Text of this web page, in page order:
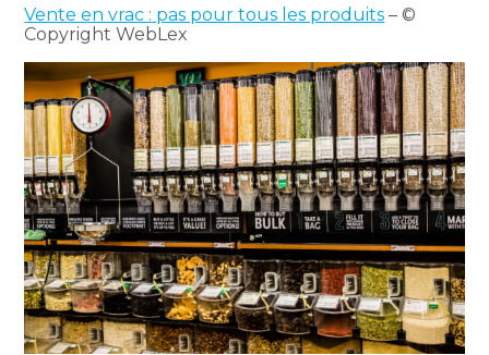
Vente en vrac : pas pour tous les produits – ©
Copyright WebLex